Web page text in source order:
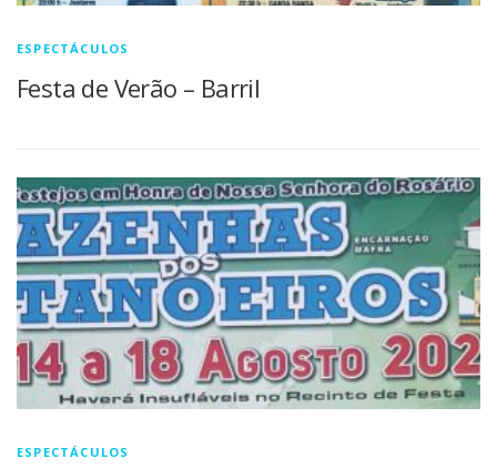
ESPECTÁCULOS
Festa de Verão – Barril
ESPECTÁCULOS